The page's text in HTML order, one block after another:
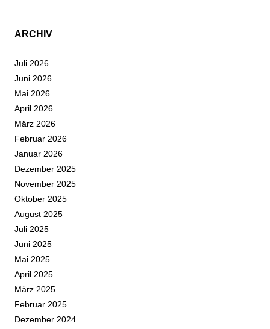
ARCHIV
Juli 2026
Juni 2026
Mai 2026
April 2026
März 2026
Februar 2026
Januar 2026
Dezember 2025
November 2025
Oktober 2025
August 2025
Juli 2025
Juni 2025
Mai 2025
April 2025
März 2025
Februar 2025
Dezember 2024